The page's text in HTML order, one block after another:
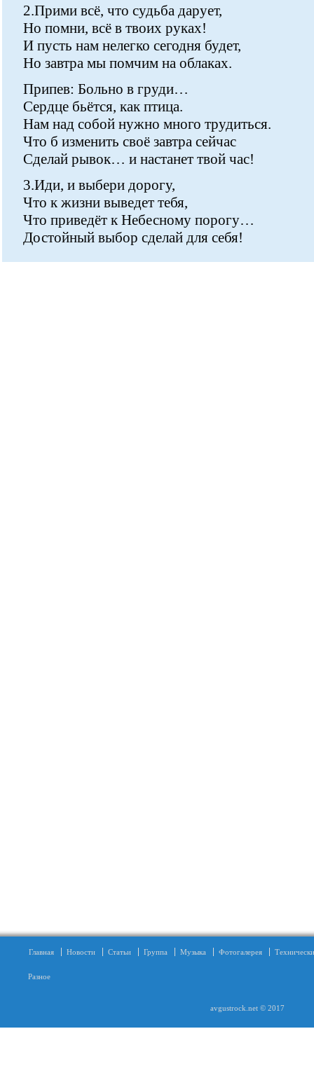
2.Прими всё, что судьба дарует,
Но помни, всё в твоих руках!
И пусть нам нелегко сегодня будет,
Но завтра мы помчим на облаках.
Припев: Больно в груди…
Сердце бьётся, как птица.
Нам над собой нужно много трудиться.
Что б изменить своё завтра сейчас
Сделай рывок… и настанет твой час!
3.Иди, и выбери дорогу,
Что к жизни выведет тебя,
Что приведёт к Небесному порогу…
Достойный выбор сделай для себя!
Главная Новости Статьи Группа Музыка Фотогалерея
Разное
avgustrock.net © 2017